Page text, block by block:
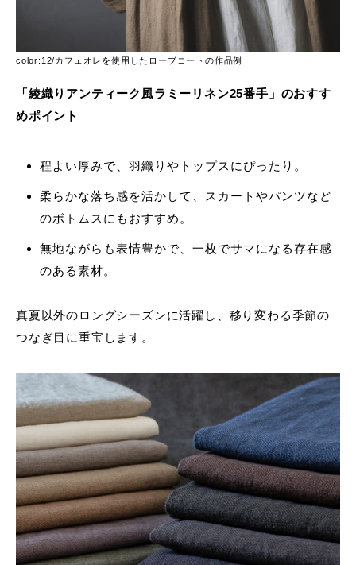
color:12/カフェオレを使用したローブコートの作品例
「綾織りアンティーク風ラミーリネン25番手」のおすす
めポイント
程よい厚みで、羽織りやトップスにぴったり。
柔らかな落ち感を活かして、スカートやパンツなど
のボトムスにもおすすめ。
無地ながらも表情豊かで、一枚でサマになる存在感
のある素材。
真夏以外のロングシーズンに活躍し、移り変わる季節の
つなぎ目に重宝します。